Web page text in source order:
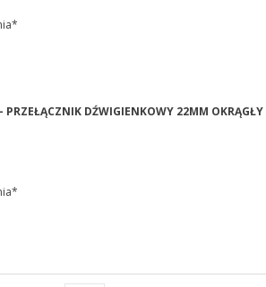
PRZEŁĄCZNIK DŹWIGIENKOWY 22MM OKRĄGŁY